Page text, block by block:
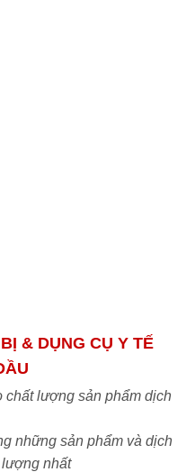
& DỤNG CỤ Y TẾ
chất lượng sản phẩm dịch
những sản phẩm và dịch
lượng nhất